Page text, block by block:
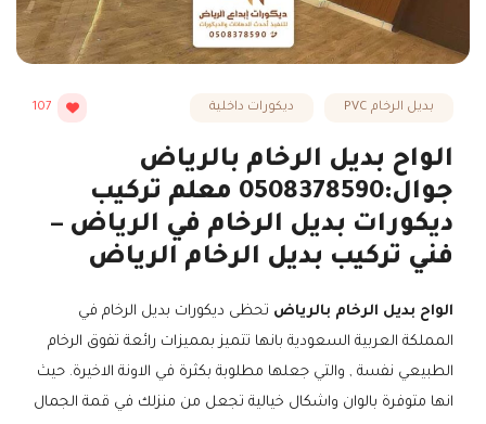
بديل الرخام PVC ديكورات داخلية 107
الواح بديل الرخام بالرياض
جوال:0508378590 معلم تركيب
ديكورات بديل الرخام في الرياض –
فني تركيب بديل الرخام الرياض
الواح بديل الرخام بالرياض تحظى ديكورات بديل الرخام في
المملكة العربية السعودية بانها تتميز بمميزات رائعة تفوق الرخام
الطبيعي نفسة , والتي جعلها مطلوبة بكثرة في الاونة الاخيرة. حيث
انها متوفرة بالوان واشكال خيالية تجعل من منزلك في قمة الجمال